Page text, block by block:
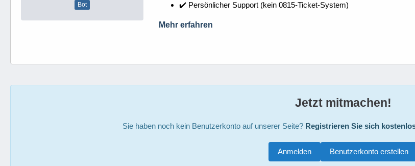
Bot
✔️ Persönlicher Support (kein 0815-Ticket-System)
Mehr erfahren
Jetzt mitmachen!
Sie haben noch kein Benutzerkonto auf unserer Seite? Registrieren Sie sich
Benutzerkonto erstellen
Anmelden